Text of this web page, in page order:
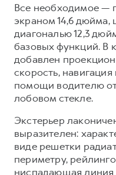
Все необходимое —
экраном 14,6
диагональю 12,3
базовых функций. В
добавлен
скорость,
помощи водителю
лобовом стекле.
Экстерьер
выразителен:
виде решетки
периметру,
ниспадающая